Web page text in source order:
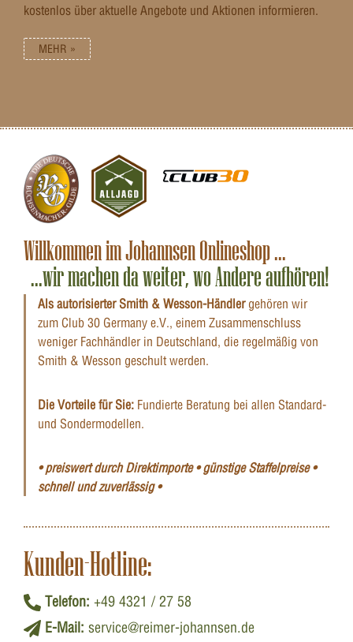
kostenlos über aktuelle Angebote und Aktionen informieren.
MEHR »
Willkommen im Johannsen Onlineshop ...
...wir machen da weiter, wo Andere aufhören!
Als autorisierter Smith & Wesson-Händlergehören wir
zum Club 30 Germany e.V., einem Zusammenschluss
weniger Fachhändler in Deutschland, die regelmäßig von
Smith & Wesson geschult werden.
Die Vorteile für Sie: Fundierte Beratung bei allen Standard-
und Sondermodellen.
• preiswert durch Direktimporte • günstige Staffelpreise •
schnell und zuverlässig •
Kunden-Hotline:
Telefon: +49 4321 / 27 58
E-Mail: service@reimer-johannsen.de